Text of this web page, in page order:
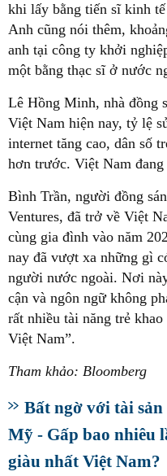
khi lấy bằng tiến sĩ kinh
Anh cũng nói thêm,
anh tại công ty khởi
một bằng thạc sĩ ở nước
Lê Hồng Minh, nhà đồng
Việt Nam hiện nay, tỷ lệ
internet tăng cao, dân số
hơn trước. Việt Nam đang
Bình Trần, người đồng
Ventures, đã trở về Việt
cùng gia đình vào năm
nay đã vượt xa những gì
người nước ngoài. Nơi
cận và ngôn ngữ không
rất nhiều tài năng trẻ
Việt Nam”.
Tham khảo: Bloomberg
Bất ngờ với tài
Mỹ - Gấp bao nhiêu
giàu nhất Việt Nam?